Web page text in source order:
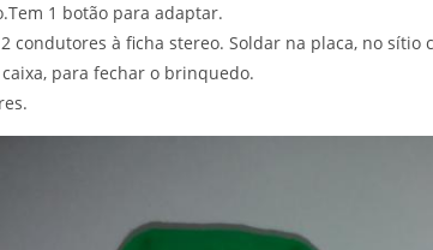
1 botão para adaptar.
condutores à ficha stereo. Soldar na placa, no sítio
para fechar o brinquedo.